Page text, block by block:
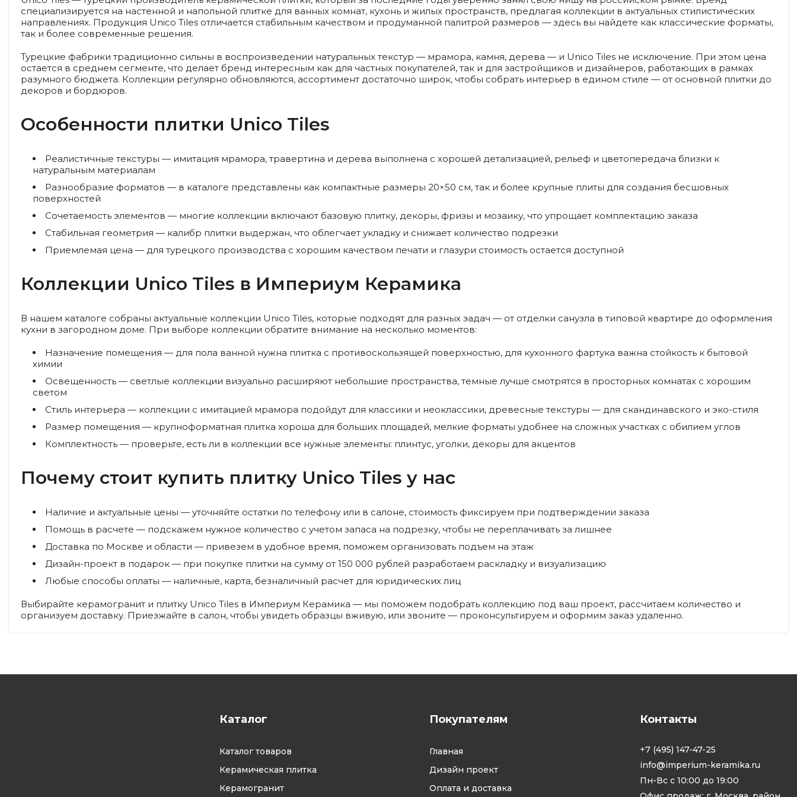
специализируется на настенной и напольной плитке для ванных комнат, кухонь и жилых пространств, предлагая коллекции в актуальных стилистических
направлениях. Продукция Unico Tiles отличается стабильным качеством и продуманной палитрой размеров — здесь вы найдете как классические форматы,
так и более современные решения.
Турецкие фабрики традиционно сильны в воспроизведении натуральных текстур — мрамора, камня, дерева — и Unico Tiles не исключение. При этом цена
остается в среднем сегменте, что делает бренд интересным как для частных покупателей, так и для застройщиков и дизайнеров, работающих в рамках
разумного бюджета. Коллекции регулярно обновляются, ассортимент достаточно широк, чтобы собрать интерьер в едином стиле — от основной плитки до
декоров и бордюров.
Особенности плитки Unico Tiles
Реалистичные текстуры — имитация мрамора, травертина и дерева выполнена с хорошей детализацией, рельеф и цветопередача близки к
натуральным материалам
Разнообразие форматов — в каталоге представлены как компактные размеры 20×50 см, так и более крупные плиты для создания бесшовных
поверхностей
Сочетаемость элементов — многие коллекции включают базовую плитку, декоры, фризы и мозаику, что упрощает комплектацию заказа
Стабильная геометрия — калибр плитки выдержан, что облегчает укладку и снижает количество подрезки
Приемлемая цена — для турецкого производства с хорошим качеством печати и глазури стоимость остается доступной
Коллекции Unico Tiles в Империум Керамика
В нашем каталоге собраны актуальные коллекции Unico Tiles, которые подходят для разных задач — от отделки санузла в типовой квартире до оформления
кухни в загородном доме. При выборе коллекции обратите внимание на несколько моментов:
Назначение помещения — для пола ванной нужна плитка с противоскользящей поверхностью, для кухонного фартука важна стойкость к бытовой
химии
Освещенность — светлые коллекции визуально расширяют небольшие пространства, темные лучше смотрятся в просторных комнатах с хорошим
светом
Стиль интерьера — коллекции с имитацией мрамора подойдут для классики и неоклассики, древесные текстуры — для скандинавского и эко-стиля
Размер помещения — крупноформатная плитка хороша для больших площадей, мелкие форматы удобнее на сложных участках с обилием углов
Комплектность — проверьте, есть ли в коллекции все нужные элементы: плинтус, уголки, декоры для акцентов
Почему стоит купить плитку Unico Tiles у нас
Наличие и актуальные цены — уточняйте остатки по телефону или в салоне, стоимость фиксируем при подтверждении заказа
Помощь в расчете — подскажем нужное количество с учетом запаса на подрезку, чтобы не переплачивать за лишнее
Доставка по Москве и области — привезем в удобное время, поможем организовать подъем на этаж
Дизайн-проект в подарок — при покупке плитки на сумму от 150 000 рублей разработаем раскладку и визуализацию
Любые способы оплаты — наличные, карта, безналичный расчет для юридических лиц
Выбирайте керамогранит и плитку Unico Tiles в Империум Керамика — мы поможем подобрать коллекцию под ваш проект, рассчитаем количество и
организуем доставку. Приезжайте в салон, чтобы увидеть образцы вживую, или звоните — проконсультируем и оформим заказ удаленно.
Каталог
Каталог товаров
Керамическая плитка
Керамогранит
Покупателям
Главная
Дизайн проект
Оплата и доставка
Контакты
+7 (495) 147-47-25
info@imperium-keramika.ru
Пн-Вс с 10:00 до 19:00